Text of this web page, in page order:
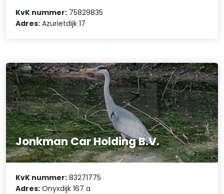
KvK nummer: 75829835
Adres: Azurietdijk 17
Jonkman Car Holding B.V.
KvK nummer: 83271775
Adres: Onyxdijk 167 a